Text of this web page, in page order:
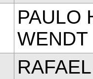
PAULO
WENDT